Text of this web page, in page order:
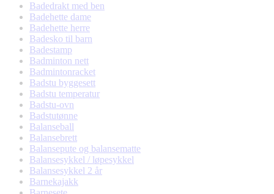
Badedrakt med ben
Badehette dame
Badehette herre
Badesko til barn
Badestamp
Badminton nett
Badmintonracket
Badstu byggesett
Badstu temperatur
Badstu-ovn
Badstutønne
Balanseball
Balansebrett
Balansepute og balansematte
Balansesykkel / løpesykkel
Balansesykkel 2 år
Barnekajakk